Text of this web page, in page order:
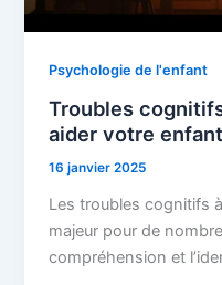
Psychologie de l'enfant
Troubles
aider votre
16 janvier 2025
Les troubles cognitifs
majeur pour de
compréhension et